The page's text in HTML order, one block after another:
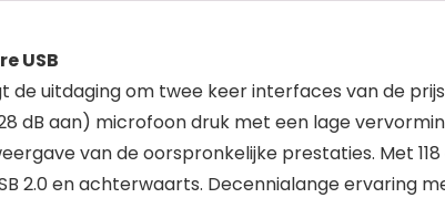
USB
de uitdaging om twee keer interfaces van de
dB aan) microfoon druk met een lage
van de oorspronkelijke prestaties. Met
2.0 en achterwaarts. Decennialange ervaring